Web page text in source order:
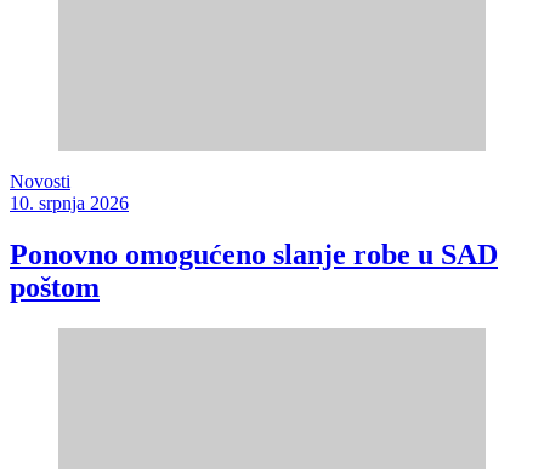
Novosti
10. srpnja 2026
Ponovno omogućeno slanje robe u SAD
poštom